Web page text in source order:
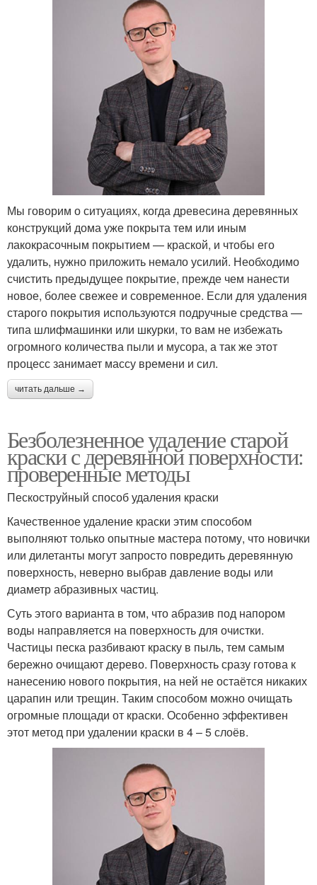
Мы говорим о ситуациях, когда древесина деревянных
конструкций дома уже покрыта тем или иным
лакокрасочным покрытием — краской, и чтобы его
удалить, нужно приложить немало усилий. Необходимо
счистить предыдущее покрытие, прежде чем нанести
новое, более свежее и современное. Если для удаления
старого покрытия используются подручные средства —
типа шлифмашинки или шкурки, то вам не избежать
огромного количества пыли и мусора, а так же этот
процесс занимает массу времени и сил.
читать дальше →
Безболезненное удаление старой
краски с деревянной поверхности:
проверенные методы
Пескоструйный способ удаления краски
Качественное удаление краски этим способом
выполняют только опытные мастера потому, что новички
или дилетанты могут запросто повредить деревянную
поверхность, неверно выбрав давление воды или
диаметр абразивных частиц.
Суть этого варианта в том, что абразив под напором
воды направляется на поверхность для очистки.
Частицы песка разбивают краску в пыль, тем самым
бережно очищают дерево. Поверхность сразу готова к
нанесению нового покрытия, на ней не остаётся никаких
царапин или трещин. Таким способом можно очищать
огромные площади от краски. Особенно эффективен
этот метод при удалении краски в 4 – 5 слоёв.